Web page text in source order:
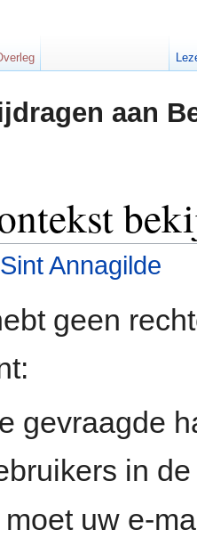
aan
Sint Annagilde
geen
gevraagde
in
moet uw e-